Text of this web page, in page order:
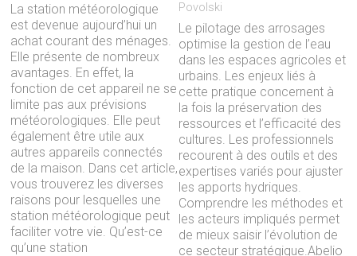
La station météorologique
est devenue aujourd’hui un
achat courant des ménages.
Elle présente de nombreux
avantages. En effet, la
fonction de cet appareil ne se
limite pas aux prévisions
météorologiques. Elle peut
également être utile aux
autres appareils connectés
de la maison. Dans cet article,
vous trouverez les diverses
raisons pour lesquelles une
station météorologique peut
faciliter votre vie. Qu’est-ce
qu’une station
Povolski
Le pilotage des arrosages
optimise la gestion de l’eau
dans les espaces agricoles et
urbains. Les enjeux liés à
cette pratique concernent à
la fois la préservation des
ressources et l’efficacité des
cultures. Les professionnels
recourent à des outils et des
expertises variés pour ajuster
les apports hydriques.
Comprendre les méthodes et
les acteurs impliqués permet
de mieux saisir l’évolution de
ce secteur stratégique.Abelio